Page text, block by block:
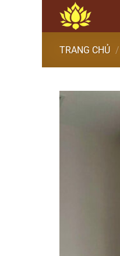
content
TRANG CHỦ /